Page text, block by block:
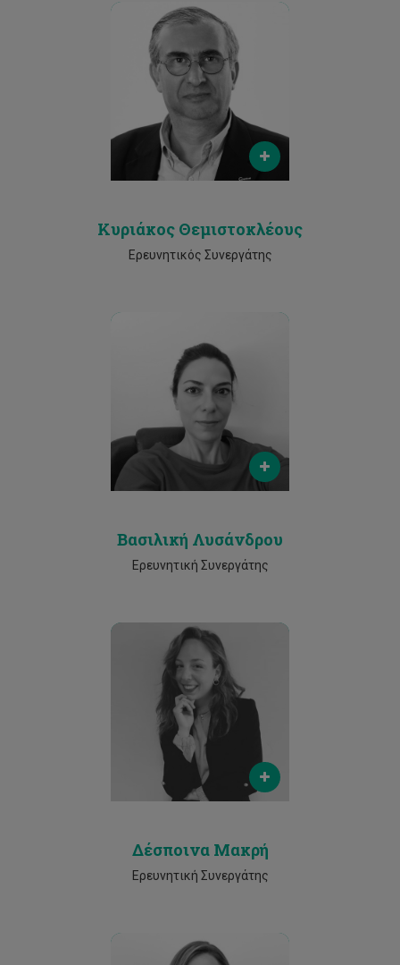
Email
k.themistocleous@cut.ac.cy
Phone
2500 2345
Κυριάκος Θεμιστοκλέους
Ερευνητικός Συνεργάτης
Email
vasiliki.lysandrou@cut.ac.cy
Phone
25002500
Βασιλική Λυσάνδρου
Ερευνητική Συνεργάτης
Email
dn.makri@edu.cut.ac.cy
Phone
25002500
Δέσποινα Μακρή
Ερευνητική Συνεργάτης